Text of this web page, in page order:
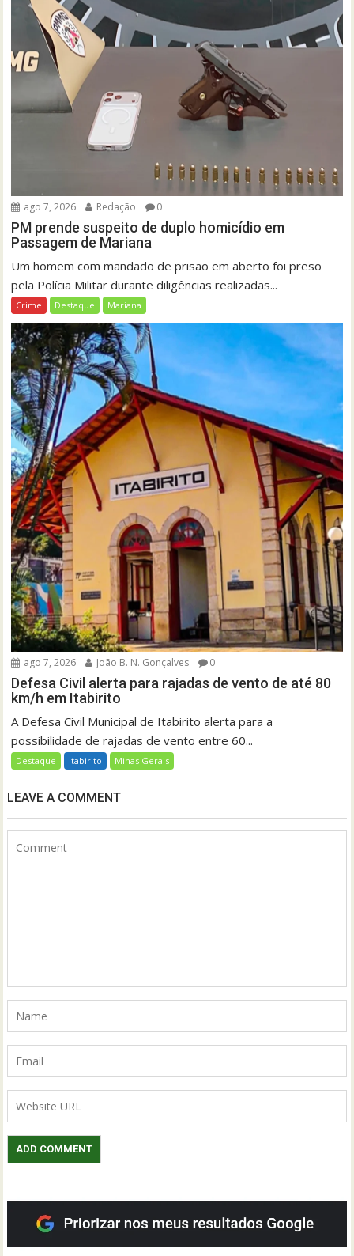
ago 7, 2026 Redação 0
PM prende suspeito de duplo homicídio em
Passagem de Mariana
Um homem com mandado de prisão em aberto foi preso
pela Polícia Militar durante diligências realizadas...
Crime Destaque Mariana
ago 7, 2026 João B. N. Gonçalves 0
Defesa Civil alerta para rajadas de vento de até 80
km/h em Itabirito
A Defesa Civil Municipal de Itabirito alerta para a
possibilidade de rajadas de vento entre 60...
Destaque Itabirito Minas Gerais
LEAVE A COMMENT